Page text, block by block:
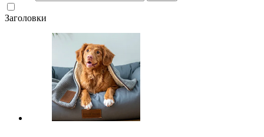
Заголовки